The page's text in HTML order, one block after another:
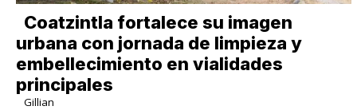
Coatzintla fortalece su imagen
urbana con jornada de limpieza y
embellecimiento en vialidades
principales
Gillian